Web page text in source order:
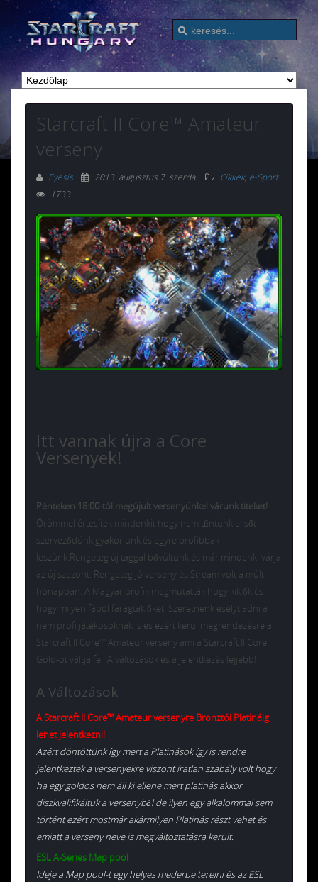
Starcraft II Core™ Amateur
verseny
Eyesis 2013. augusztus 7. szerda. Cikkek, e-Sport
1733
Itt vannak újra a Core
Versenyek!
Pénteken 18:00-tól megújult versenyünkel várunk titeket!
Örömmel értesítek mindenkit hogy nem tűntünk el sőt
szerveződünk gyakorlunk és egyre profibbak
leszünk.Rengeteg új taggal bővültünk és már mindenki várja
az új szezont. Rengeteg jó verseny és Stream volt a múlt
hónapban. A Magyar profik megmutatták hogy kik ők és
hogy milyen fából faragták őket. Szeretnénk esélyt adni a
nem profi játékosoknak is és ezért kerül megrendezésre a
Starcraft II Core™ Amateur verseny ami a Starcraft II Core
Gold-ot váltja fel. A változások és a jelentkezés lejjebb!
A Változások
A Starcraft II Core™ Amateur versenyre Bronztól Platináig
lehet jelentkezni!
Azért döntöttünk így mert a Platinások így is rendre
jelentkeztek a versenyekre viszont íratlan szabály volt hogy
ha egy goldos nem áll ki ellene mert platinás akkor
diszkvalifikáltuk a versenyből de ilyen egy alkalommal sem
történt ezért mostmár akármilyen Platinás részt vehet és
emiatt a verseny neve is megváltoztatásra került.
ESL A-Series Map pool
Ideje a Map pool-t egy helyes mederbe terelni és az ESL